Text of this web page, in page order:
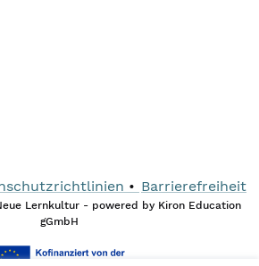
Barrierefreiheit
Lernkultur - powered by Kiron Education
gGmbH